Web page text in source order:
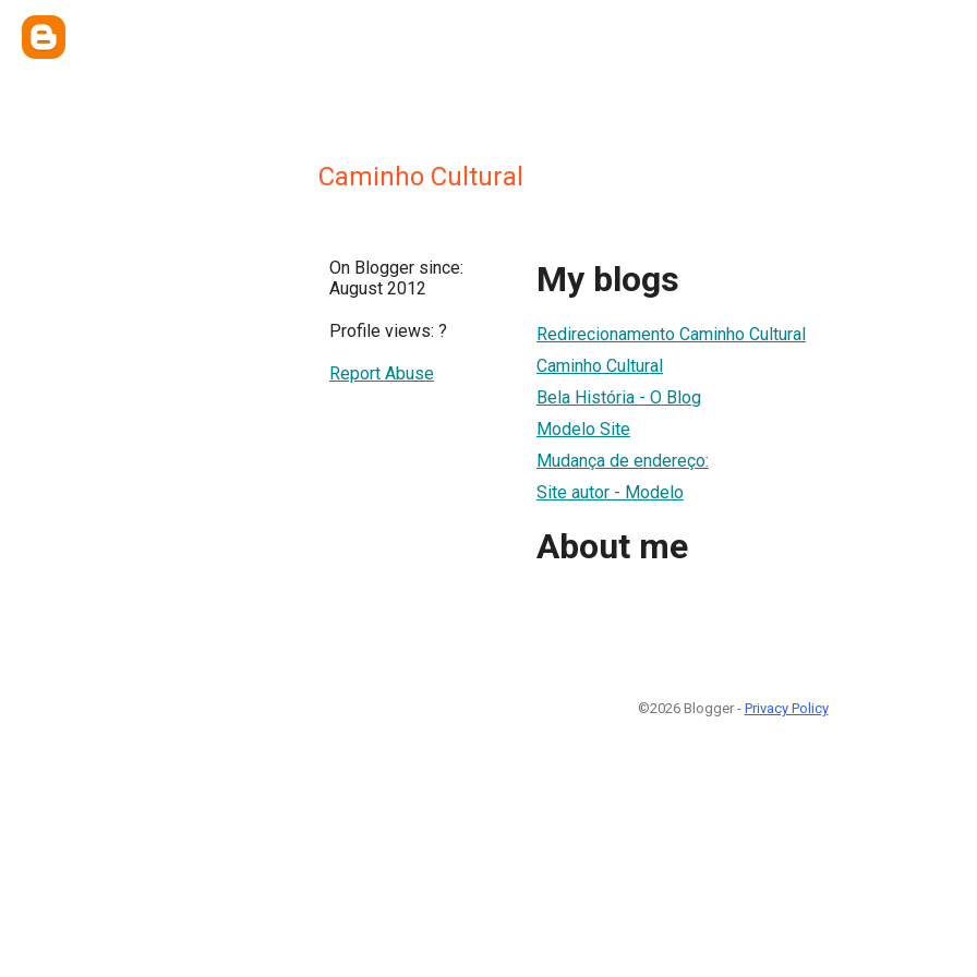
Caminho Cultural
On Blogger since:
August 2012
Profile views: ?
Report Abuse
My blogs
Redirecionamento Caminho Cultural
Caminho Cultural
Bela História - O Blog
Modelo Site
Mudança de endereço:
Site autor - Modelo
About me
©2026 Blogger - Privacy Policy